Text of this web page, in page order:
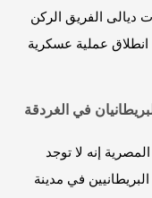
ديالى الفريق الركن
عملية عسكرية
في الغردقة
إنه لا توجد
في مدينة